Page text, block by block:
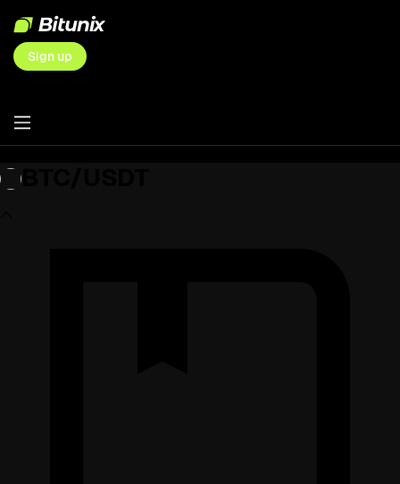
Sign up